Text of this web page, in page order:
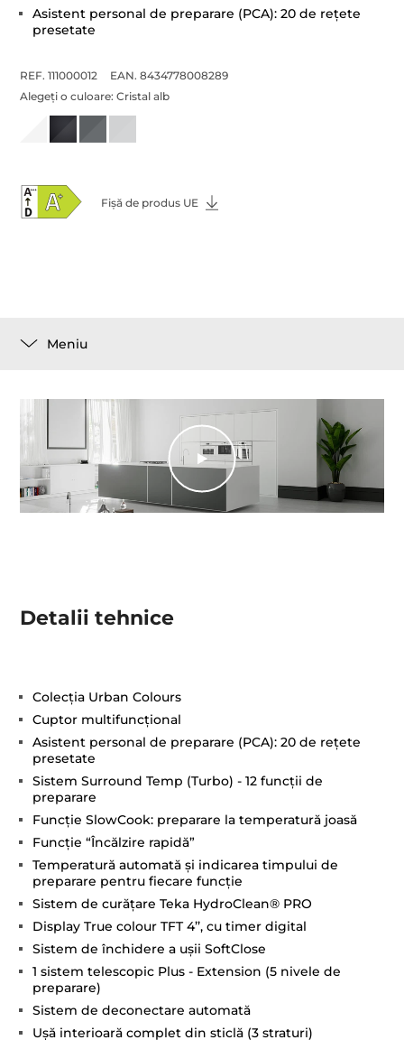
Asistent personal de preparare (PCA): 20 de reţete
presetate
REF. 111000012
EAN. 8434778008289
Alegeți o culoare:Cristal alb
Fișă de produs UE
Meniu
Detalii tehnice
Colecţia Urban Colours
Cuptor multifuncţional
Asistent personal de preparare (PCA): 20 de reţete
presetate
Sistem Surround Temp (Turbo) - 12 funcţii de
preparare
Funcţie SlowCook: preparare la temperatură joasă
Funcţie “Încălzire rapidă”
Temperatură automată şi indicarea timpului de
preparare pentru fiecare funcţie
Sistem de curăţare Teka HydroClean® PRO
Display True colour TFT 4’’, cu timer digital
Sistem de închidere a uşii SoftClose
1 sistem telescopic Plus - Extension (5 nivele de
preparare)
Sistem de deconectare automată
Uşă interioară complet din sticlă (3 straturi)